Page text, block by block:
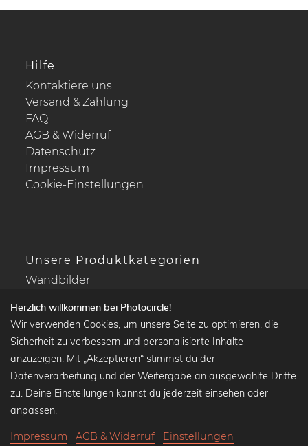
Hilfe
Kontaktiere uns
Versand & Zahlung
FAQ
AGB & Widerruf
Datenschutz
Impressum
Cookie-Einstellungen
Unsere Produktkategorien
Wandbilder
Kalender
Beliebte Kollektionen
Wandbilder in schwarz-weiß
Klassiker der Kunstgeschichte
Herzlich willkommen bei Photocircle!
Wir verwenden Cookies, um unsere Seite zu optimieren, die
Sicherheit zu verbessern und personalisierte Inhalte
anzuzeigen. Mit „Akzeptieren“ stimmst du der
Datenverarbeitung und der Weitergabe an ausgewählte Dritte
zu. Deine Einstellungen kannst du jederzeit einsehen oder
anpassen.
Impressum AGB & Widerruf Einstellungen